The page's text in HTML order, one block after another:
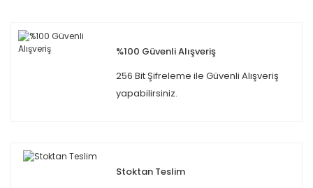
%100 Güvenli Alışveriş
256 Bit Şifreleme ile Güvenli Alışveriş
yapabilirsiniz.
Stoktan Teslim